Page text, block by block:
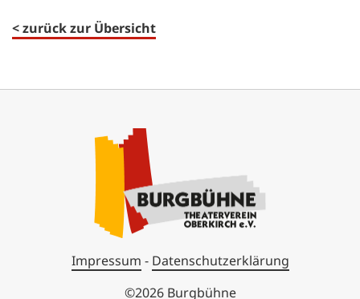
< zurück zur Übersicht
Impressum - Datenschutzerklärung
©2026 Burgbühne